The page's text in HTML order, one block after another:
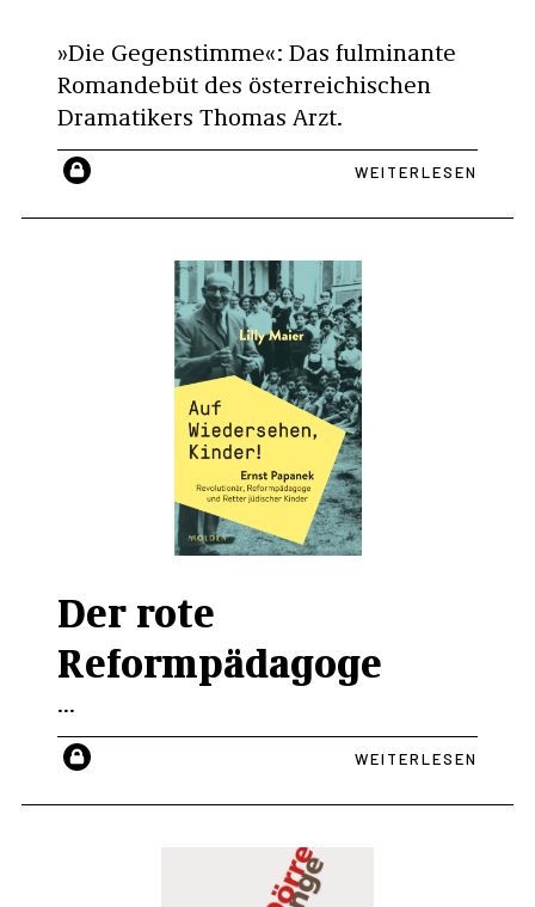
»Die Gegenstimme«: Das fulminante
Romandebüt des österreichischen
Dramatikers Thomas Arzt.
WEITERLESEN
Der rote
Reformpädagoge
...
WEITERLESEN